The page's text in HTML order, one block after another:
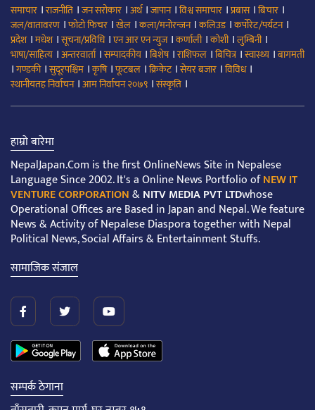
समाचार ।राजनीति ।जन सरोकार ।अर्थ।जापान।विश्व समाचार ।प्रबास।बिचार ।
जल/वातावरण ।फोटो फिचर ।खेल ।कला/मनोरन्जन।कलिउड।कर्पोरेट/पर्यटन।
प्रदेश।मधेश।सूचना/प्रविधि।एन आर एन न्युज।कर्णाली।कोशी।लुम्बिनी।
भाषा/साहित्य ।अन्तरवार्ता।सम्पादकीय ।बिशेष।राशिफल ।बिचित्र।स्वास्थ्य ।बागमती
।गण्डकी।सुदूरपश्चिम ।कृषि।फूटबल ।क्रिकेट।सेयर बजार ।विविध।
स्थानीयतह निर्वाचन।आम निर्वाचन २०७९ ।संस्कृति ।
हाम्रो बारेमा
NepalJapan.Com is the first OnlineNews Site in Nepalese
Language Since 2002. It's a Online News Portfolio ofNEW IT
VENTURE CORPORATION&NITV MEDIA PVT LTDwhose
Operational Offices are Based in Japan and Nepal. We feature
News & Activity of Nepalese Diaspora together with Nepal
Political News, Social Affairs & Entertainment Stuffs.
सामाजिक संजाल
सम्पर्क ठेगाना